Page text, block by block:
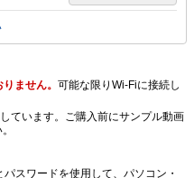
ません。 可能な限りWi-Fiに接続し
ています。ご購入前にサンプル動画
スワードを使用して、パソコン・